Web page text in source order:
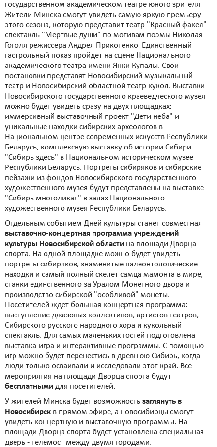
государственном академическом театре юного зрителя.
Жители Минска смогут увидеть самую яркую премьеру
этого сезона, которую представит театр "Красный факел" -
спектакль "Мертвые души" по мотивам поэмы Николая
Гоголя режиссера Андрея Прикотенко. Единственный
гастрольный показ пройдет на сцене Национального
академического театра имени Янки Купалы. Свои
постановки представят Новосибирский музыкальный
театр и Новосибирский областной театр кукол. Выставки
Новосибирского государственного краеведческого музея
можно будет увидеть сразу на двух площадках:
иммерсивный выставочный проект "Дети неба" и
уникальные находки сибирских археологов в
Национальном центре современных искусств Республики
Беларусь, комплексную выставку об истории Сибири
"Сибирь здесь" в Национальном историческом музее
Республики Беларусь. Портреты сибиряков и сибирские
пейзажи из фондов Новосибирского государственного
художественного музея будут представлены на выставке
"Сибирь многоликая" в залах Национального
художественного музея Республики Беларусь.
Отдельным событием Дней культуры станет совместная
выставочно-концертная программа учреждений
культуры Новосибирской области на площади Дворца
спорта. На одной площадке можно будет увидеть
портреты сибиряков, знаменитые палеонтологические
находки и самый полный скелет самца мамонта в мире,
станки единственного за Уралом Монетного двора и
производство сибирской "особливой" монеты.
Посетителей ждет большая концертная программа:
выступление джазовых коллективов, артистов театров,
Сибирского русского народного хора и кукольный
спектакль. Для самых маленьких гостей подготовлена
выставка-игра и интерактивные программы. С помощью
игр можно будет перенестись в древнюю Сибирь, когда
люди только осваивали и исследовали этот край. Все
мероприятия на площади Дворца спорта будут
бесплатными для посетителей.
У жителей Минска будет возможность заглянуть в
Новосибирск в прямом эфире, а новосибирцы смогут
увидеть концертную и выставочную программы. На
площади Дворца спорта будет установлена специальная
дверь - телемост между двумя городами.